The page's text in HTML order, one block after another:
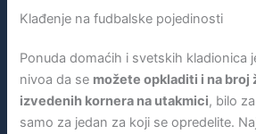
Klađenje na fudbalske pojedinosti
Ponuda domaćih i svetskih kladionica
nivoa da se možete opkladiti i na broj
izvedenih kornera na utakmici, bilo
samo za jedan za koji se opredelite.